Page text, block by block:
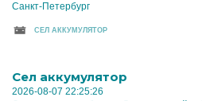
Санкт-Петербург
CЕЛ АККУМУЛЯТОР
Cел аккумулятор
2026-08-07 22:25:26